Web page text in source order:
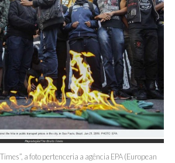
a foto pertenceria a agência EPA (European